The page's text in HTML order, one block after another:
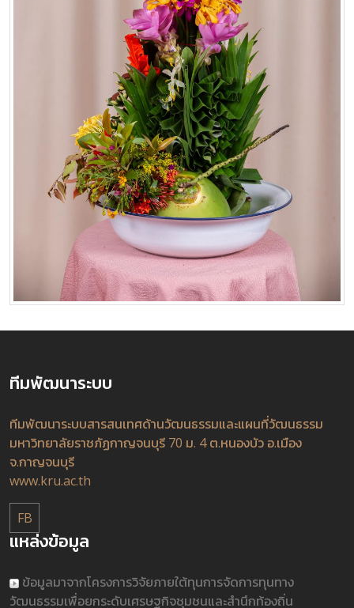
ทีมพัฒนาระบบ
ทีมพัฒนาระบบสารสนเทศด้านวัฒนธรรมและแผนที่วัฒนธรรม
มหาวิทยาลัยราชภัฏกาญจนบุรี 70 ม. 4 ต.หนองบัว อ.เมือง
จ.กาญจนบุรี
www.kru.ac.th
FB
แหล่งข้อมูล
ข้อมูลมาจากโครงการวิจัยภายใต้ทุนการจัดการทุนทาง
วัฒนธรรมเพื่อยกระดับเศรษฐกิจชุมชนและสำนึกท้องถิ่น